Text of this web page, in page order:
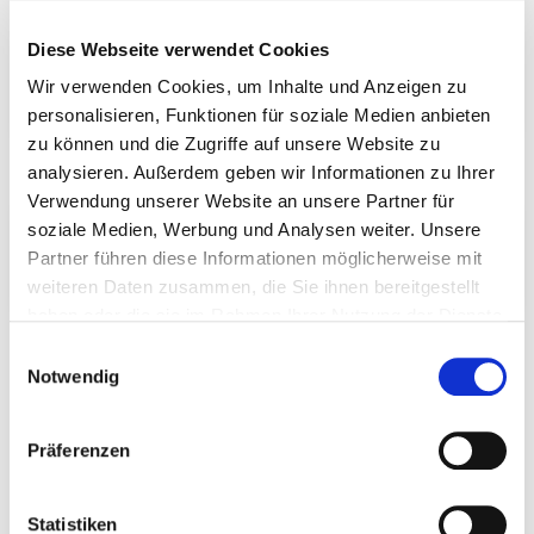
Diese Webseite verwendet Cookies
Wir verwenden Cookies, um Inhalte und Anzeigen zu
personalisieren, Funktionen für soziale Medien anbieten
zu können und die Zugriffe auf unsere Website zu
analysieren. Außerdem geben wir Informationen zu Ihrer
Verwendung unserer Website an unsere Partner für
soziale Medien, Werbung und Analysen weiter. Unsere
Partner führen diese Informationen möglicherweise mit
weiteren Daten zusammen, die Sie ihnen bereitgestellt
Notwendig
Präferenzen
Statistiken
ROPE SKIPPING IM DTB
Digitaler Startpass
INFORMATIONEN STARTPASS